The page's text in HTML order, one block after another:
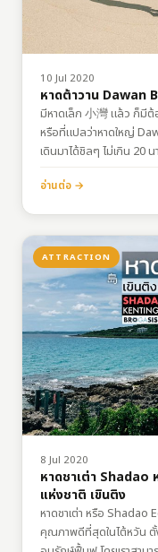
10 Jul 2020
หาดต้าวาน Dawan
มีหาดเล็ก 小灣 แล้ว ก็มีต้
หรือที่แปลว่าหาดใหญ่
เดินมาได้ชิลๆ ไม่เกิน 20
ชาติ เขินติง ไต้หวัน แล้ว…
อ่านต่อ →
ATTRACTION
8 Jul 2020
หาดชาเต่า Shadao
แห่งชาติ เขินติง
หาดชาเต่า หรือ Shadao
คุณภาพดีที่สุดในไต้หวัน ตั้